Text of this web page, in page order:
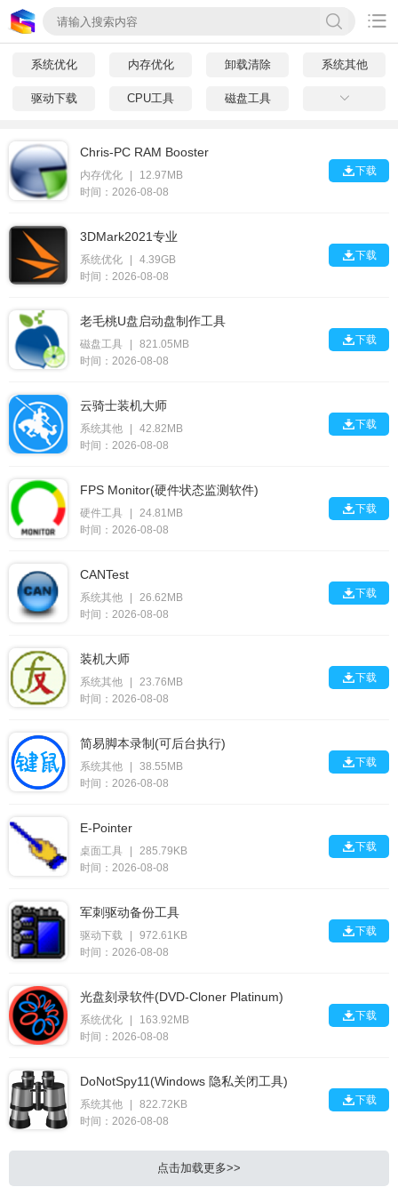

系统优化 内存优化 卸载清除 系统其他
驱动下载 CPU工具 磁盘工具 
Chris-PC RAM Booster
内存优化
12.97MB
时间：2026-08-08
下载
3DMark2021专业
系统优化
4.39GB
时间：2026-08-08
下载
老毛桃U盘启动盘制作工具
磁盘工具
821.05MB
时间：2026-08-08
下载
云骑士装机大师
系统其他
42.82MB
时间：2026-08-08
下载
FPS Monitor(硬件状态监测软件)
硬件工具
24.81MB
时间：2026-08-08
下载
CANTest
系统其他
26.62MB
时间：2026-08-08
下载
装机大师
系统其他
23.76MB
时间：2026-08-08
下载
简易脚本录制(可后台执行)
系统其他
38.55MB
时间：2026-08-08
下载
E-Pointer
桌面工具
285.79KB
时间：2026-08-08
下载
军刺驱动备份工具
驱动下载
972.61KB
时间：2026-08-08
下载
光盘刻录软件(DVD-Cloner Platinum)
系统优化
163.92MB
时间：2026-08-08
下载
DoNotSpy11(Windows 隐私关闭工具)
系统其他
822.72KB
时间：2026-08-08
下载
点击加载更多>>